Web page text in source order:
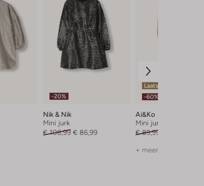
-20%
Nik & Nik
Mini jurk
€ 108,99 € 86,99
Laatste maten
-60%
Ai&ko
Mini jurk
€ 89,99
+ meer kleuren